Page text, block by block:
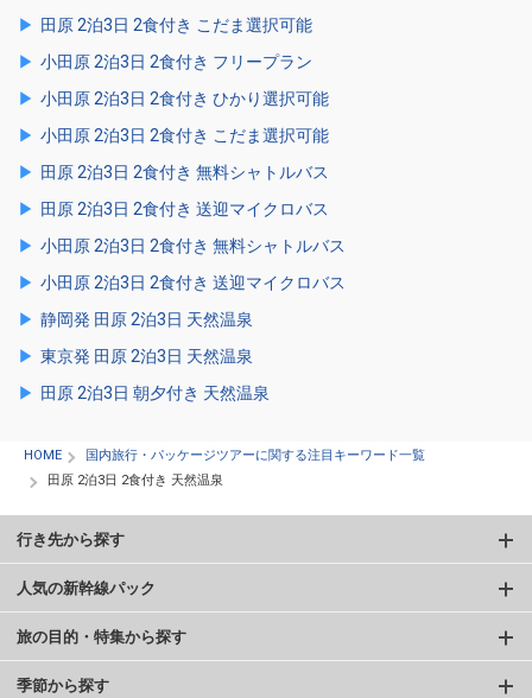
田原 2泊3日 2食付き こだま選択可能
小田原 2泊3日 2食付き フリープラン
小田原 2泊3日 2食付き ひかり選択可能
小田原 2泊3日 2食付き こだま選択可能
田原 2泊3日 2食付き 無料シャトルバス
田原 2泊3日 2食付き 送迎マイクロバス
小田原 2泊3日 2食付き 無料シャトルバス
小田原 2泊3日 2食付き 送迎マイクロバス
静岡発 田原 2泊3日 天然温泉
東京発 田原 2泊3日 天然温泉
田原 2泊3日 朝夕付き 天然温泉
HOME
国内旅行・パッケージツアーに関する注目キーワード一覧
田原 2泊3日 2食付き 天然温泉
行き先から探す
人気の新幹線パック
旅の目的・特集から探す
季節から探す